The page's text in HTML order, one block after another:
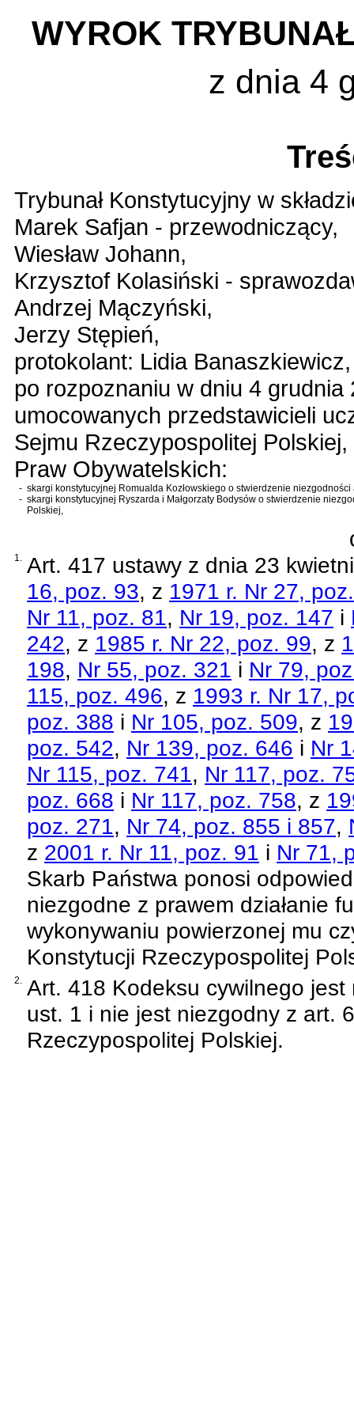
WYROK
z dnia 4
Trybunał Konstytucyjny w
Marek Safjan - przewodniczący,
Wiesław Johann,
Krzysztof Kolasiński -
Andrzej Mączyński,
Jerzy Stępień,
protokolant: Lidia Banaszkiewicz,
po rozpoznaniu w dniu 4 grudnia
umocowanych przedstawicieli
Sejmu Rzeczypospolitej
Praw Obywatelskich:
- skargi konstytucyjnej Romualda Kozłowskiego o stwierdzenie niezgodności
- skargi konstytucyjnej Ryszarda i Małgorzaty Bodysów o stwierdzenie
Polskiej,
1. Art. 417 ustawy z dnia 23
16, poz. 93, z 1971 r. Nr 27,
Nr 11, poz. 81, Nr 19, poz. 147 i
242, z 1985 r. Nr 22, poz. 99, z
198, Nr 55, poz. 321 i Nr 79,
115, poz. 496, z 1993 r. Nr 17,
poz. 388 i Nr 105, poz. 509, z
poz. 542, Nr 139, poz. 646 i Nr
Nr 115, poz. 741, Nr 117, poz.
poz. 668 i Nr 117, poz. 758, z
poz. 271, Nr 74, poz. 855 i 857,
z 2001 r. Nr 11, poz. 91 i Nr 71,
Skarb Państwa ponosi
niezgodne z prawem działanie
wykonywaniu powierzonej mu
Konstytucji Rzeczypospolitej
2. Art. 418 Kodeksu cywilnego jest
ust. 1 i nie jest niezgodny z art.
Rzeczypospolitej Polskiej.